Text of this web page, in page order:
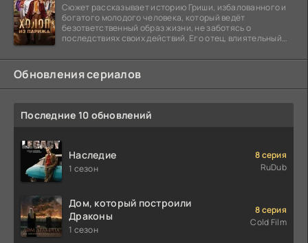
Сюжет рассказывает историю Гриши, избалованного и
богатого молодого человека, который ведёт
безответственный образ жизни, не заботясь о
последствиях своих действий. Его отец, влиятельный
Обновления сериалов
Последние 10 обновлений
Наследие
1 сезон
8 серия
RuDub
Дом, который построили
Драконы
1 сезон
8 серия
Cold Film